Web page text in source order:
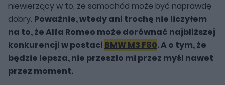
niewierzący w to, że samochód może być naprawdę
dobry. Poważnie, wtedy ani trochę nie liczyłem
na to, że Alfa Romeo może dorównać najbliższej
konkurencji w postaci BMW M3 F80. A o tym, że
będzie lepsza, nie przeszło mi przez myśl nawet
przez moment.